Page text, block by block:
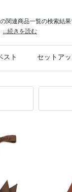
カラー 夏 #パーソナ
関連商品一覧の検索結
...続きを読む
スト セットアッ